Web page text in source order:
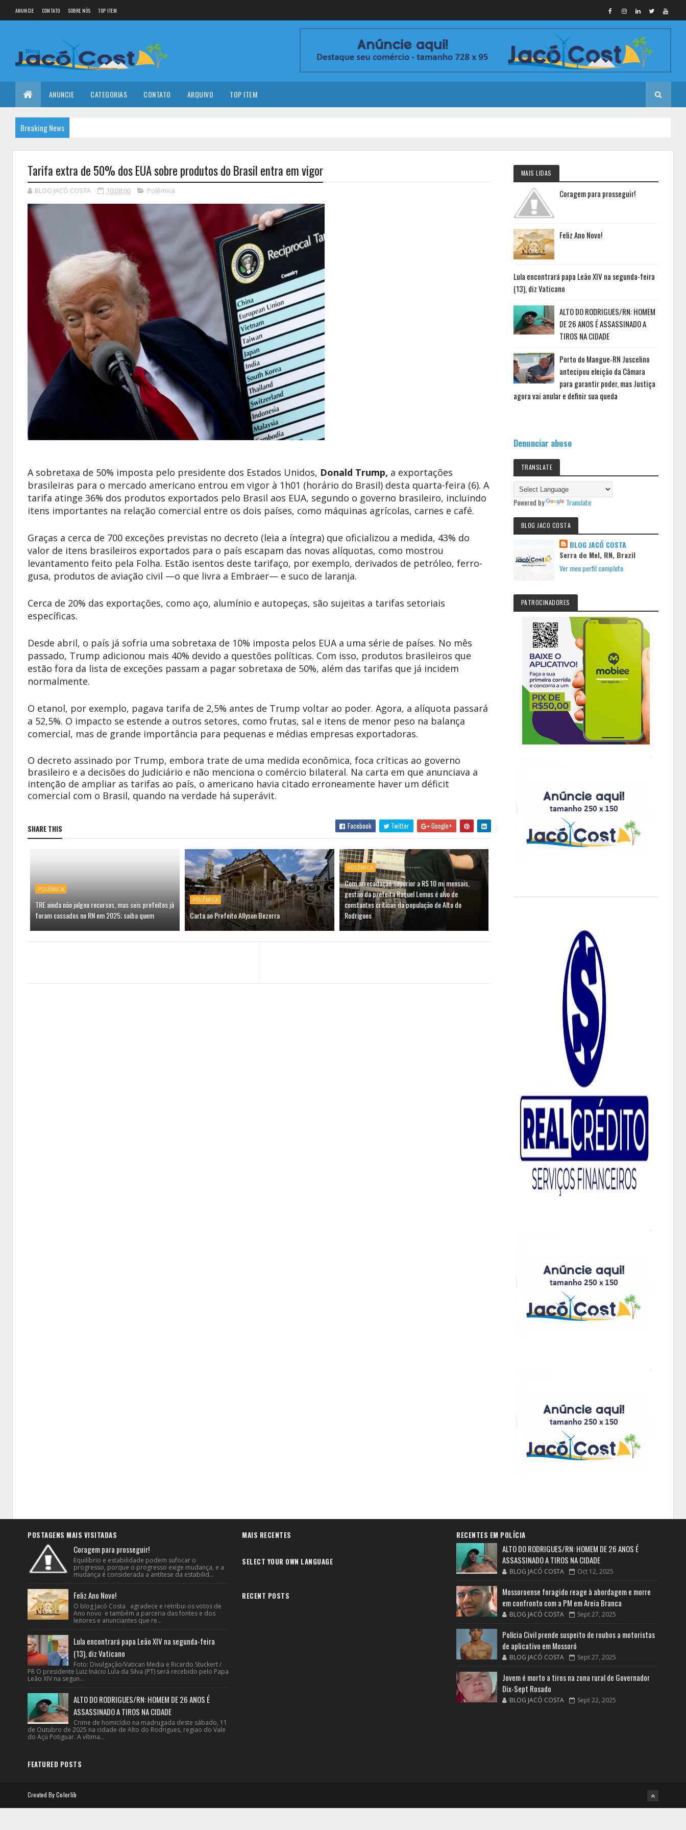
ANUNCIE CONTATO SOBRE NÓS TOP ITEM
ANUNCIE CATEGORIAS CONTATO ARQUIVO TOP ITEM
Breaking News
Tarifa extra de 50% dos EUA sobre produtos do Brasil entra em vigor
BLOG JACÓ COSTA 10:08:00 Polêmica
A sobretaxa de 50% imposta pelo presidente dos Estados Unidos, Donald Trump, a exportações
brasileiras para o mercado americano entrou em vigor à 1h01 (horário do Brasil) desta quarta-feira (6). A
tarifa atinge 36% dos produtos exportados pelo Brasil aos EUA, segundo o governo brasileiro, incluindo
itens importantes na relação comercial entre os dois países, como máquinas agrícolas, carnes e café.
Graças a cerca de 700 exceções previstas no decreto (leia a íntegra) que oficializou a medida, 43% do
valor de itens brasileiros exportados para o país escapam das novas alíquotas, como mostrou
levantamento feito pela Folha. Estão isentos deste tarifaço, por exemplo, derivados de petróleo, ferro-
gusa, produtos de aviação civil —o que livra a Embraer— e suco de laranja.
Cerca de 20% das exportações, como aço, alumínio e autopeças, são sujeitas a tarifas setoriais
específicas.
Desde abril, o país já sofria uma sobretaxa de 10% imposta pelos EUA a uma série de países. No mês
passado, Trump adicionou mais 40% devido a questões políticas. Com isso, produtos brasileiros que
estão fora da lista de exceções passam a pagar sobretaxa de 50%, além das tarifas que já incidem
normalmente.
O etanol, por exemplo, pagava tarifa de 2,5% antes de Trump voltar ao poder. Agora, a alíquota passará
a 52,5%. O impacto se estende a outros setores, como frutas, sal e itens de menor peso na balança
comercial, mas de grande importância para pequenas e médias empresas exportadoras.
O decreto assinado por Trump, embora trate de uma medida econômica, foca críticas ao governo
brasileiro e a decisões do Judiciário e não menciona o comércio bilateral. Na carta em que anunciava a
intenção de ampliar as tarifas ao país, o americano havia citado erroneamente haver um déficit
comercial com o Brasil, quando na verdade há superávit.
SHARE THIS Facebook Twitter Google+
POLÊMICA
TRE ainda não julgou recursos, mas seis prefeitos já
foram cassados no RN em 2025; saiba quem
POLÊMICA
Carta ao Prefeito Allyson Bezerra
POLÊMICA
Com arrecadação superior a R$ 10 mi mensais,
gestão da prefeita Raquel Lemos é alvo de
constantes críticas da população de Alto do
Rodrigues
MAIS LIDAS
Coragem para prosseguir!
Feliz Ano Novo!
Lula encontrará papa Leão XIV na segunda-feira
(13), diz Vaticano
ALTO DO RODRIGUES/RN: HOMEM
DE 26 ANOS É ASSASSINADO A
TIROS NA CIDADE
Porto do Mangue-RN Juscelino
antecipou eleição da Câmara
para garantir poder, mas Justiça
agora vai anular e definir sua queda
Denunciar abuso
TRANSLATE
Powered by Translate
BLOG JACO COSTA
BLOG JACÓ COSTA
Serra do Mel, RN, Brazil
Ver meu perfil completo
PATROCINADORES
POSTAGENS MAIS VISITADAS
Coragem para prosseguir!
Equilíbrio e estabilidade podem sufocar o
progresso, porque o progresso exige mudança, e a
mudança é considerada a antítese da estabilid...
Feliz Ano Novo!
O blog Jacó Costa agradece e retribui os votos de
Ano novo e também a parceria das fontes e dos
leitores e anunciantes que re...
Lula encontrará papa Leão XIV na segunda-feira
(13), diz Vaticano
Foto: Divulgação/Vatican Media e Ricardo Stuckert /
PR O presidente Luiz Inácio Lula da Silva (PT) será recebido pelo Papa
Leão XIV na segun...
ALTO DO RODRIGUES/RN: HOMEM DE 26 ANOS É
ASSASSINADO A TIROS NA CIDADE
Crime de homicídio na madrugada deste sábado, 11
de Outubro de 2025 na cidade de Alto do Rodrigues, regiao do Vale
do Açú Potiguar. A vítima...
FEATURED POSTS
MAIS RECENTES
SELECT YOUR OWN LANGUAGE
RECENT POSTS
RECENTES EM POLÍCIA
ALTO DO RODRIGUES/RN: HOMEM DE 26 ANOS É
ASSASSINADO A TIROS NA CIDADE
BLOG JACÓ COSTA Oct 12, 2025
Mossoroense foragido reage à abordagem e morre
em confronto com a PM em Areia Branca
BLOG JACÓ COSTA Sept 27, 2025
Polícia Civil prende suspeito de roubos a motoristas
de aplicativo em Mossoró
BLOG JACÓ COSTA Sept 27, 2025
Jovem é morto a tiros na zona rural de Governador
Dix-Sept Rosado
BLOG JACÓ COSTA Sept 22, 2025
Created ByColorlib